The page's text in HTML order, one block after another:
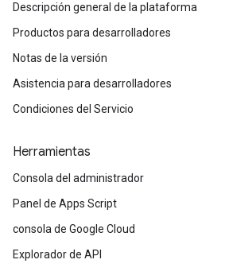
Descripción general de la plataforma
Productos para desarrolladores
Notas de la versión
Asistencia para desarrolladores
Condiciones del Servicio
Herramientas
Consola del administrador
Panel de Apps Script
consola de Google Cloud
Explorador de API